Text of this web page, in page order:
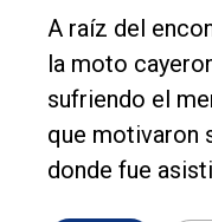
A raíz del
la moto
sufriendo el
que motivaron
donde fue